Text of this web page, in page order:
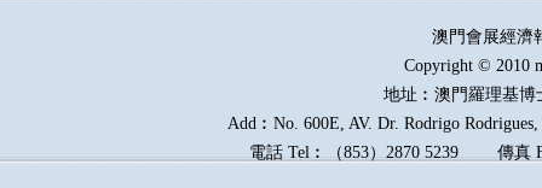
澳門會展經
Copyright © 2010
地址︰澳門羅理基博
Add︰No. 600E, AV. Dr. Rodrigo
電話 Tel︰（853）2870 5239傳真